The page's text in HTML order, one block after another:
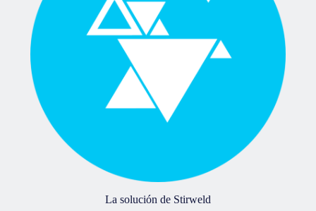
La solución de Stirweld